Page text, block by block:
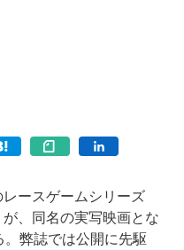
ースゲームシリーズ
が、同名の実写映画とな
弊誌では公開に先駆